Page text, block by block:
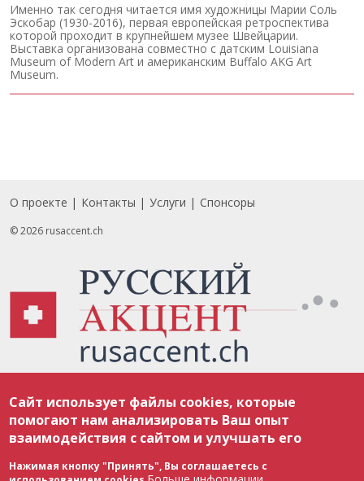
Именно так сегодня читается имя художницы Марии Соль
Эскобар (1930-2016), первая европейская ретроспектива
которой проходит в крупнейшем музее Швейцарии.
Выставка организована совместно с датским Louisiana
Museum of Modern Art и американским Buffalo AKG Art
Museum.
Footer
О проекте Контакты Услуги Спонсоры
© 2026 rusaccent.ch
соответствии с законодательством Швейцарии об авторском праве и
международными соглашениями. Полное или частичное использование
материалов возможно только с разрешения редакции. В случае полного
или частичного воспроизведения материалов сайта rusaccent.ch,
ОБЯЗАТЕЛЬНА АКТИВНАЯ ГИПЕРССЫЛКА на конкретный заимствованный
текст. Фотоизображения, размещенные редакцией rusaccent.ch, являются
ее исключительной собственностью. Полное или частичное
Сайт использует файлы cookies, которые
помогают нам анализировать Ваш опыт
взаимодействия с сайтом и улучшать его
Нажимая кнопку "Принять", Вы соглашаетесь с